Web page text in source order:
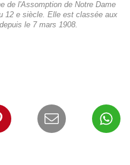
de l'Assomption de Notre Dame
12 e siècle. Elle est classée aux
le 7 mars 1908.